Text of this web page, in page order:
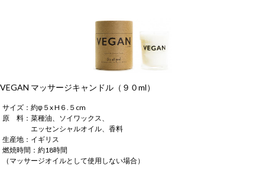
VEGAN マッサージキャンドル（９０ml）
サイズ：約φ５x H６.５cm
原 料：菜種油、ソイワックス、
エッセンシャルオイル、香料
生産地：イギリス
燃焼時間：約18時間
（マッサージオイルとして使用しない場合）